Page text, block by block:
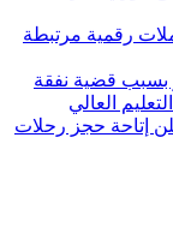
رقمية مرتبطة
بسبب قضية نفقة
العالي
إتاحة حجز رحلات